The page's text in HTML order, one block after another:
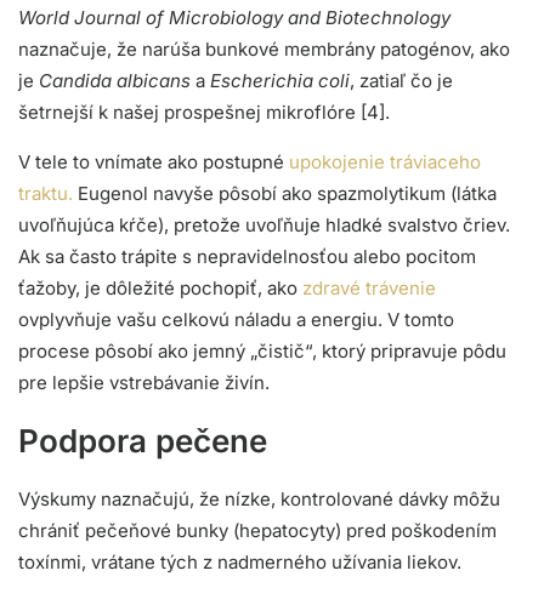
World Journal of Microbiology and Biotechnology
naznačuje, že narúša bunkové membrány patogénov, ako
je Candida albicans a Escherichia coli, zatiaľ čo je
šetrnejší k našej prospešnej mikroflóre [4].
V tele to vnímate ako postupné upokojenie tráviaceho
traktu. Eugenol navyše pôsobí ako spazmolytikum (látka
uvoľňujúca kŕče), pretože uvoľňuje hladké svalstvo čriev.
Ak sa často trápite s nepravidelnosťou alebo pocitom
ťažoby, je dôležité pochopiť, ako zdravé trávenie
ovplyvňuje vašu celkovú náladu a energiu. V tomto
procese pôsobí ako jemný „čistič“, ktorý pripravuje pôdu
pre lepšie vstrebávanie živín.
Podpora pečene
Výskumy naznačujú, že nízke, kontrolované dávky môžu
chrániť pečeňové bunky (hepatocyty) pred poškodením
toxínmi, vrátane tých z nadmerného užívania liekov.